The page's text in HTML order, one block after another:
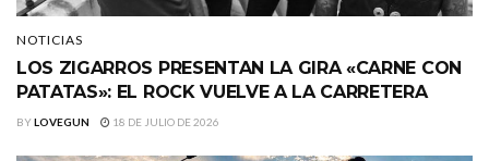
NOTICIAS
LOS ZIGARROS PRESENTAN LA GIRA «CARNE CON
PATATAS»: EL ROCK VUELVE A LA CARRETERA
BYLOVEGUN 18 DE JULIO DE 2026